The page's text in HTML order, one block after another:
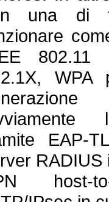
una di
802.11
WPA
EAP-
RADIUS
host-